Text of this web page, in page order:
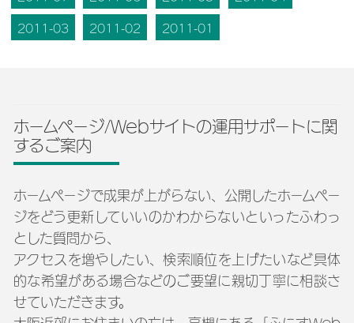
2011-03
2011-02 2011-01
ホームページ/Webサイトの運用サポートに関
するご案内
ホームページで成果が上がらない、公開したホームペー
ジをどう更新していいのかわからないといったふわっ
とした質問から、
アクセスを増やしたい、検索順位を上げたいなど具体
的な希望がある場合などのご要望に親切丁寧に相談さ
せていただきます。